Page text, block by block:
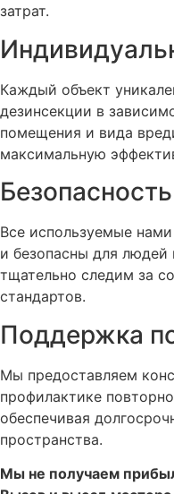
Для обработки
препарата. Метод
сложном заражении
горячий туман или
Холодный
Холодный туман — это
препарат по комнате и
зоны. Метод подходит
текстилем, диваном,
возможными очагами
Горячий
Горячий туман
когда требуется
обязательным для
применении должен
осмотра, а не только
затрат.
Каждый объект
дезинсекции в
помещения и вида
максимальную
Все используемые
и безопасны для
тщательно следим за
стандартов.
Поддержка
Мы предоставляем
профилактике
обеспечивая
пространства.
Мы не получаем